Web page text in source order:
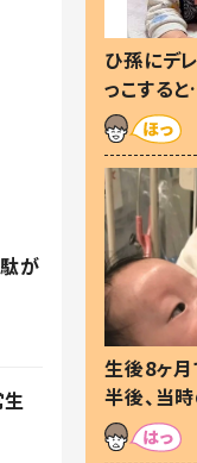
が
ひ孫にデ
っこする
した」「可
生後8ヶ
半後、当
た本音とは